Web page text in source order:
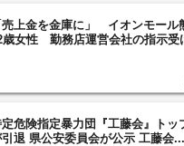
売上金を金庫に」 イオンモール
歳女性 勤務店運営会社の指示受
危険指定暴力団『工藤会』トッ
退 県公安委員会が公示 工藤会...